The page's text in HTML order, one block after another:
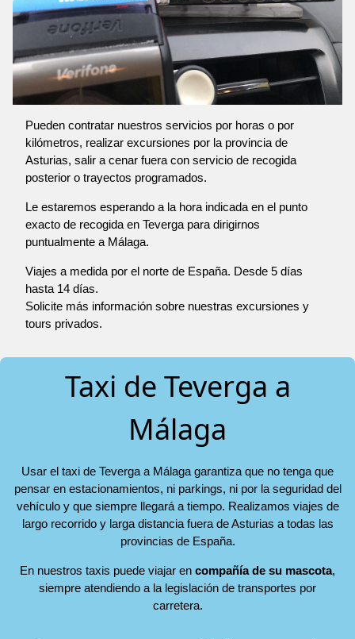
Pueden contratar nuestros servicios por horas o por
kilómetros, realizar excursiones por la provincia de
Asturias, salir a cenar fuera con servicio de recogida
posterior o trayectos programados.
Le estaremos esperando a la hora indicada en el punto
exacto de recogida en Teverga para dirigirnos
puntualmente a Málaga.
Viajes a medida por el norte de España. Desde 5 días
hasta 14 días.
Solicite más información sobre nuestras excursiones y
tours privados.
Taxi de Teverga a
Málaga
Usar el taxi de Teverga a Málaga garantiza que no tenga que
pensar en estacionamientos, ni parkings, ni por la seguridad del
vehículo y que siempre llegará a tiempo. Realizamos viajes de
largo recorrido y larga distancia fuera de Asturias a todas las
provincias de España.
En nuestros taxis puede viajar en compañía de su mascota,
siempre atendiendo a la legislación de transportes por
carretera.